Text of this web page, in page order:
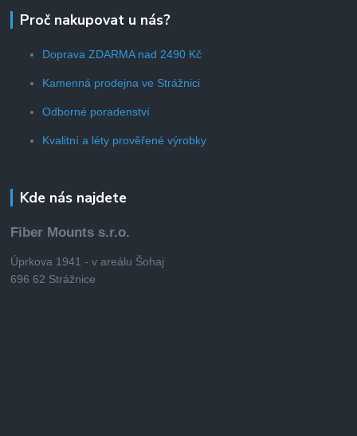
Proč nakupovat u nás?
Doprava ZDARMA nad 2490 Kč
Kamenná prodejna ve Strážnici
Odborné poradenství
Kvalitní a léty prověřené výrobky
Kde nás najdete
Fiber Mounts s.r.o.
Úprkova 1941 - v areálu Šohaj
696 62 Strážnice